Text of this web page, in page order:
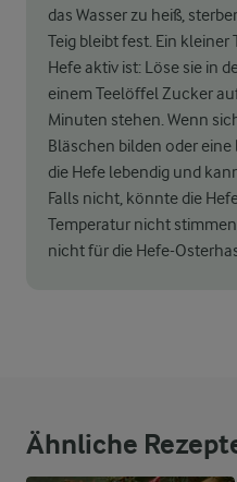
das Wasser zu heiß,
Teig bleibt fest. Ein
Hefe aktiv ist: Löse sie in
einem Teelöffel Zucker
Minuten stehen. Wenn
Bläschen bilden oder
die Hefe lebendig und
Falls nicht, könnte die
Temperatur nicht
nicht für die Hefe-
Ähnliche